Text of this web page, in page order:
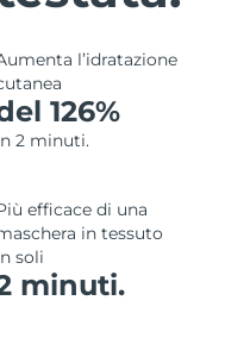
l’idratazione
126%
2 minuti.
efficace di una
in tessuto
soli
minuti.